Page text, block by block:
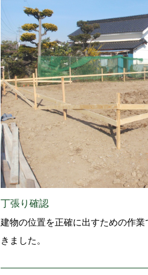
丁張り確認
建物の位置を正確に出すための作
きました。